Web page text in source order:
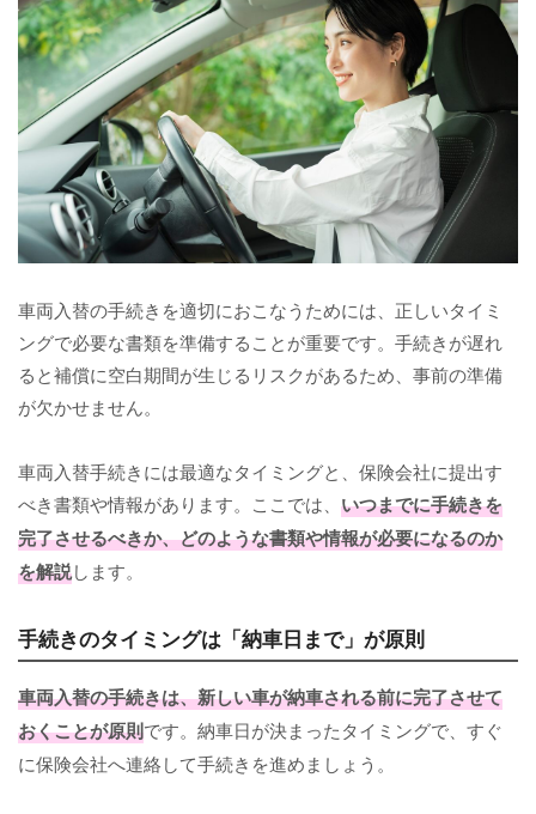
車両入替の手続きを適切におこなうためには、正しいタイミ
ングで必要な書類を準備することが重要です。手続きが遅れ
ると補償に空白期間が生じるリスクがあるため、事前の準備
が欠かせません。
車両入替手続きには最適なタイミングと、保険会社に提出す
べき書類や情報があります。ここでは、 いつまでに手続きを
完了させるべきか、どのような書類や情報が必要になるのか
を解説します。
手続きのタイミングは「納車日まで」が原則
車両入替の手続きは、新しい車が納車される前に完了させて
おくことが原則です。納車日が決まったタイミングで、すぐ
に保険会社へ連絡して手続きを進めましょう。